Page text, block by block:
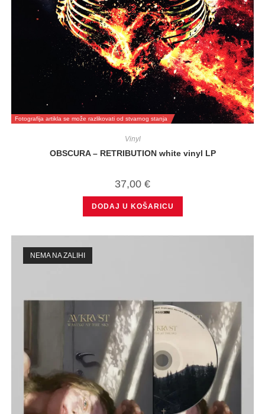
Fotografija artikla se može razlikovati od stvarnog stanja
Vinyl
OBSCURA – RETRIBUTION white vinyl LP
37,00 €
DODAJ U KOŠARICU
NEMA NA ZALIHI